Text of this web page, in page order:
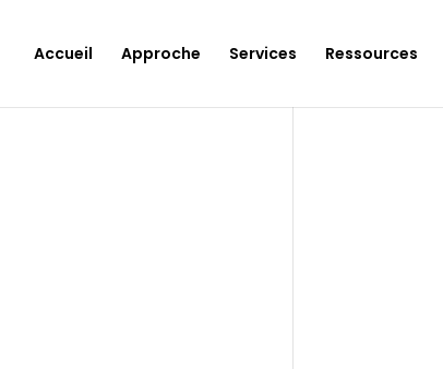
Accueil Approche Services Ressources